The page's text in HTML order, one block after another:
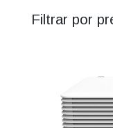
Filtrar por